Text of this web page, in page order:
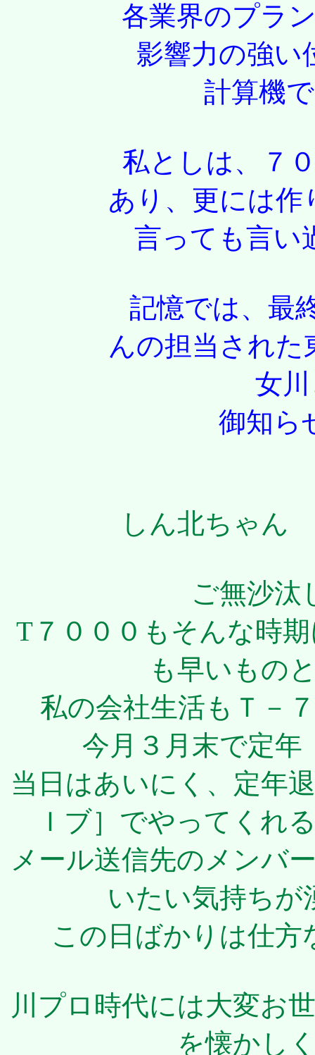
各業界のプラント
影響力の強い
計算機であ
私としは、７００
あり、更には作
言っても言い過ぎ
記憶では、最終号
んの担当された
女川と
御知らせ頂
しん北ちゃん
ご無沙汰
T７０００もそんな時
も早いもの
私の会社生活もＴ－
今月３月末で定年
当日はあいにく、定年
Ｉブ］でやってくれ
メール送信先のメンバ
いたい気持ちが
この日ばかりは仕
川プロ時代には大変お
を懐かし